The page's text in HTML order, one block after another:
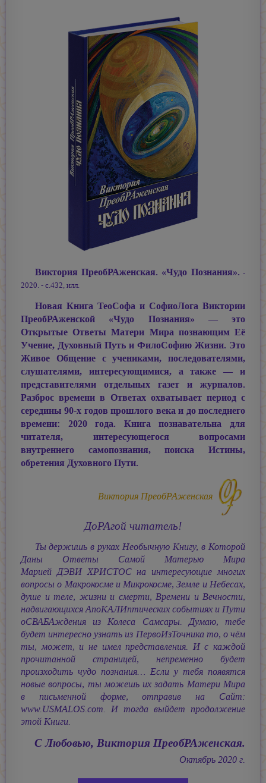
Виктория ПреобРАженская. «Чудо Познания». -
2020. - с.432, илл.
Новая Книга ТеоСофа и СофиоЛога Виктории
ПреобРАженской «Чудо Познания» — это
Открытые Ответы Матери Мира познающим Её
Учение, Духовный Путь и ФилоСофию Жизни. Это
Живое Общение с учениками, последователями,
слушателями, интересующимися, а также — и
представителями отдельных газет и журналов.
Разброс времени в Ответах охватывает период с
середины 90-х годов прошлого века и до последнего
времени: 2020 года. Книга познавательна для
читателя, интересующегося вопросами
внутреннего самопознания, поиска Истины,
обретения Духовного Пути.
Виктория ПреобРАженская
ДоРАгой читатель!
Ты держишь в руках Необычную Книгу, в Которой
Даны Ответы Самой Матерью Мира
Марией ДЭВИ ХРИСТОСна интересующие многих
вопросы о Макрокосме и Микрокосме, Земле и Небесах,
душе и теле, жизни и смерти, Времени и Вечности,
надвигающихся АпоКАЛИптических событиях и Пути
оСВАБАждения из Колеса Самсары. Думаю, тебе
будет интересно узнать из ПервоИзТочника то, о чём
ты, может, и не имел представления. И с каждой
прочитанной страницей, непременно будет
произходить чудо познания… Если у тебя появятся
новые вопросы, ты можешь их задать Матери Мира
в письменной форме, отправив на Сайт:
www.USMALOS.com. И тогда выйдет продолжение
этой Книги.
С Любовью, Виктория ПреобРАженская.
Октябрь 2020 г.